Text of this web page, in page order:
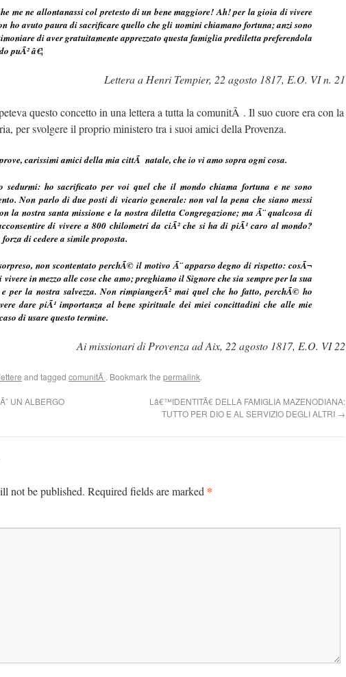
me ne allontanassi col pretesto di un bene maggiore! Ah! per la gioia di vivere
ho avuto paura di sacrificare quello che gli uomini chiamano fortuna; anzi sono
di aver gratuitamente apprezzato questa famiglia prediletta preferendola
puÃ² â€¦
Lettera a Henri Tempier, 22 agosto 1817, E.O. VI n. 21
questo concetto in una lettera a tutta la comunitÃ . Il suo cuore era con la
per svolgere il proprio ministero tra i suoi amici della Provenza.
carissimi amici della mia cittÃ natale, che io vi amo sopra ogni cosa.
sedurmi: ho sacrificato per voi quel che il mondo chiama fortuna e ne sono
Non parlo di due posti di vicario generale: non val la pena che siano messi
la nostra santa missione e la nostra diletta Congregazione; ma Ã¨ qualcosa di
di vivere a 800 chilometri da ciÃ² che si ha di piÃ¹ caro al mondo?
di cedere a simile proposta.
non scontentato perchÃ© il motivo Ã¨ apparso degno di rispetto: cosÃ¬
in mezzo alle cose che amo; preghiamo il Signore che sia sempre per la sua
per la nostra salvezza. Non rimpiangerÃ² mai quel che ho fatto, perchÃ© ho
dare piÃ¹ importanza al bene spirituale dei miei concittadini che alle mie
di usare questo termine.
Ai missionari di Provenza ad Aix, 22 agosto 1817, E.O. VI 22
lettere and tagged comunitÃ . Bookmark the permalink.
UN ALBERGO
Lâ€™IDENTITÃ€ DELLA FAMIGLIA MAZENODIANA:
TUTTO PER DIO E AL SERVIZIO DEGLI ALTRI →
not be published. Required fields are marked *